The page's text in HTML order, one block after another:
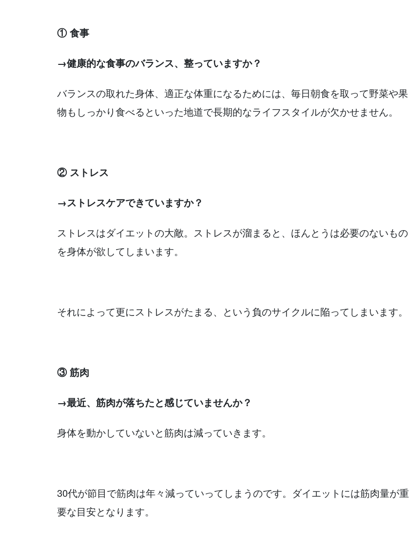
① 食事
→健康的な食事のバランス、整っていますか？
バランスの取れた身体、適正な体重になるためには、毎日朝食を取って野菜や果
物もしっかり食べるといった地道で長期的なライフスタイルが欠かせません。
② ストレス
→ストレスケアできていますか？
ストレスはダイエットの大敵。ストレスが溜まると、ほんとうは必要のないもの
を身体が欲してしまいます。
それによって更にストレスがたまる、という負のサイクルに陥ってしまいます。
③ 筋肉
→最近、筋肉が落ちたと感じていませんか？
身体を動かしていないと筋肉は減っていきます。
30代が節目で筋肉は年々減っていってしまうのです。ダイエットには筋肉量が重
要な目安となります。